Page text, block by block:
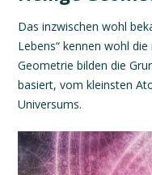
Das inzwischen wohl
Lebens“ kennen wohl die
Geometrie bilden die
basiert, vom kleinsten
Universums.